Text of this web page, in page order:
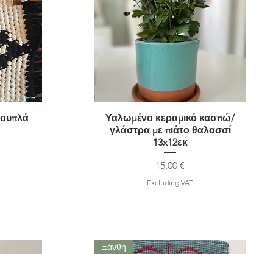
Quick View
Υαλωμένο κεραμικό κασπώ/
γλάστρα με πιάτο θαλασσί
13x12εκ
Price
15,00 €
Excluding VAT
Ξάνθη